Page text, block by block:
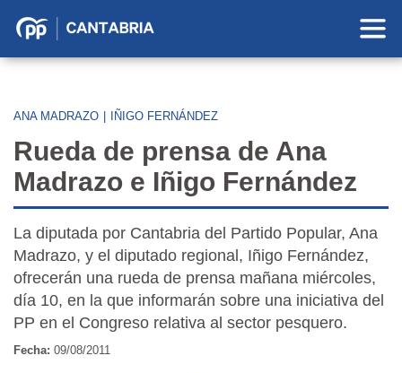
Partido
Cantabria
ANA MADRAZO IÑIGO FERNÁNDEZ
Rueda de prensa de Ana
Madrazo e Iñigo Fernández
La diputada por Cantabria del Partido Popular, Ana
Madrazo, y el diputado regional, Iñigo Fernández,
ofrecerán una rueda de prensa mañana miércoles,
día 10, en la que informarán sobre una iniciativa del
PP en el Congreso relativa al sector pesquero.
Fecha: 09/08/2011